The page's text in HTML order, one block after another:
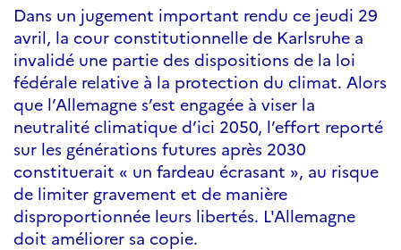
Dans un jugement important rendu ce jeudi 29
avril, la cour constitutionnelle de Karlsruhe a
invalidé une partie des dispositions de la loi
fédérale relative à la protection du climat. Alors
que l’Allemagne s’est engagée à viser la
neutralité climatique d’ici 2050, l’effort reporté
sur les générations futures après 2030
constituerait « un fardeau écrasant », au risque
de limiter gravement et de manière
disproportionnée leurs libertés. L'Allemagne
doit améliorer sa copie.